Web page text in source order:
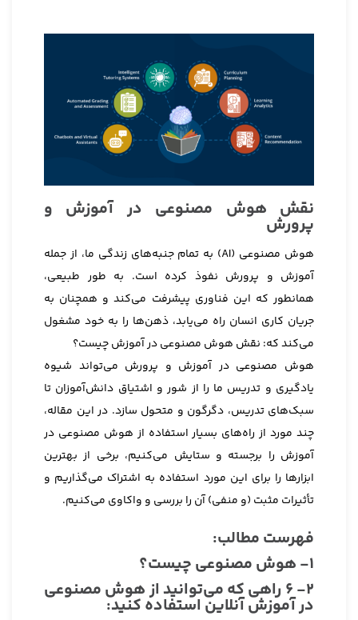
نقش هوش مصنوعی در آموزش و
پرورش
هوش مصنوعی (AI) به تمام جنبه‌های زندگی ما، از جمله
آموزش و پرورش نفوذ کرده است. به طور طبیعی،
همانطور که این فناوری پیشرفت می‌کند و همچنان به
جریان کاری انسان راه می‌یابد، ذهن‌ها را به خود مشغول
می‌کند که: نقش هوش مصنوعی در آموزش چیست؟
هوش مصنوعی در آموزش و پرورش می‌تواند شیوه
یادگیری و تدریس ما را از شور و اشتیاق دانش‌آموزان تا
سبک‌های تدریس، دگرگون و متحول سازد. در این مقاله،
چند مورد از راه‌های بسیار استفاده از هوش مصنوعی در
آموزش را برجسته و ستایش می‌کنیم، برخی از بهترین
ابزارها را برای این مورد استفاده به اشتراک می‌گذاریم و
تأثیرات مثبت (و منفی) آن را بررسی و واکاوی می‌کنیم.
فهرست مطالب:
1- هوش مصنوعی چیست؟
2- ۶ راهی که می‌توانید از هوش مصنوعی
در آموزش آنلاین استفاده کنید: